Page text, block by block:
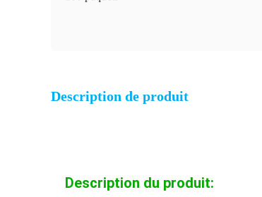
Description de produit
Description du produit: